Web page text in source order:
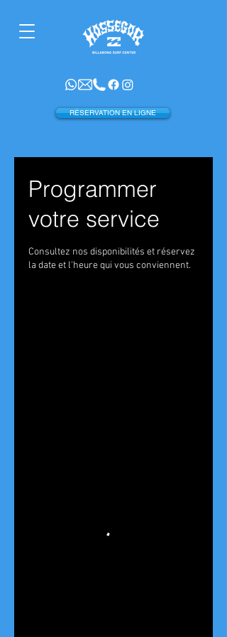
RÉSERVATION EN LIGNE
Programmer
votre service
Consultez nos disponibilités et réservez
la date et l'heure qui vous conviennent.